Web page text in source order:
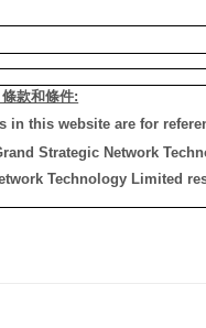
款和條件:
in this website are for
Strategic Network
Technology Limited